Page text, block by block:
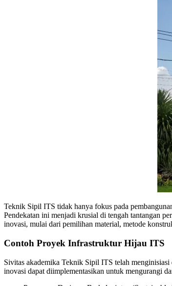
Teknik Sipil ITS tidak hanya fokus pada
Pendekatan ini menjadi krusial di tengah tantangan
inovasi, mulai dari pemilihan material, metode
Contoh Proyek Infrastruktur Hijau ITS
Sivitas akademika Teknik Sipil ITS telah
inovasi dapat diimplementasikan untuk mengurangi